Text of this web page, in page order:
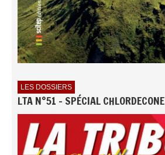
LES DOSSIERS
LTA N°51 - SPÉCIAL CHLORDECONE